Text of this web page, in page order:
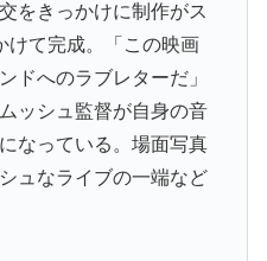
をきっかけに制作がス
けて完成。「この映画
ドへのラブレターだ」
ッシュ監督が自身の音
なっている。場面写真
ュなライブの一端など